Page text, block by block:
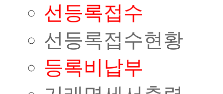
선등록접수
선등록접수현황
등록비납부